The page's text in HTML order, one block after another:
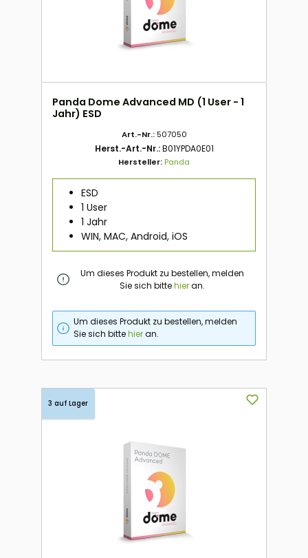
Panda Dome Advanced MD (1 User - 1
Jahr) ESD
Art.-Nr.:507050
Herst.-Art.-Nr.:B01YPDA0E01
Hersteller:Panda
ESD
1 User
1 Jahr
WIN, MAC, Android, iOS
Um dieses Produkt zu bestellen, melden
Sie sich bittehieran.
Um dieses Produkt zu bestellen, melden
Sie sich bittehieran.
3 auf Lager